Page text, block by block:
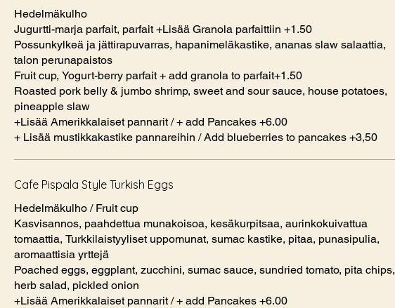
Hedelmäkulho
Jugurtti-marja parfait, parfait +Lisää Granola parfaittiin +1.50
Possunkylkeä ja jättirapuvarras, hapanimeläkastike, ananas slaw salaattia,
talon perunapaistos
Fruit cup, Yogurt-berry parfait + add granola to parfait+1.50
Roasted pork belly & jumbo shrimp, sweet and sour sauce, house potatoes,
pineapple slaw
+Lisää Amerikkalaiset pannarit / + add Pancakes +6.00
+ Lisää mustikkakastike pannareihin / Add blueberries to pancakes +3,50
Cafe Pispala Style Turkish Eggs
Hedelmäkulho / Fruit cup
Kasvisannos, paahdettua munakoisoa, kesäkurpitsaa, aurinkokuivattua
tomaattia, Turkkilaistyyliset uppomunat, sumac kastike, pitaa, punasipulia,
aromaattisia yrttejä
Poached eggs, eggplant, zucchini, sumac sauce, sundried tomato, pita chips,
herb salad, pickled onion
+Lisää Amerikkalaiset pannarit / + add Pancakes +6.00